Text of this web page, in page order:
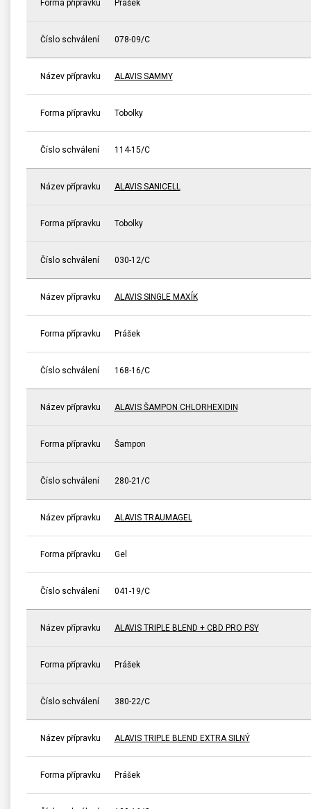
Forma přípravku Prášek
Číslo schválení 078-09/C
Název přípravku ALAVIS SAMMY
Forma přípravku Tobolky
Číslo schválení 114-15/C
Název přípravku ALAVIS SANICELL
Forma přípravku Tobolky
Číslo schválení 030-12/C
Název přípravku ALAVIS SINGLE MAXÍK
Forma přípravku Prášek
Číslo schválení 168-16/C
Název přípravku ALAVIS ŠAMPON CHLORHEXIDIN
Forma přípravku Šampon
Číslo schválení 280-21/C
Název přípravku ALAVIS TRAUMAGEL
Forma přípravku Gel
Číslo schválení 041-19/C
Název přípravku ALAVIS TRIPLE BLEND + CBD PRO PSY
Forma přípravku Prášek
Číslo schválení 380-22/C
Název přípravku ALAVIS TRIPLE BLEND EXTRA SILNÝ
Forma přípravku Prášek